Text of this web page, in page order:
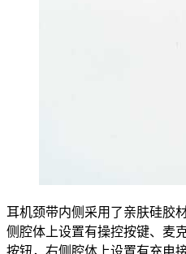
耳机颈带内侧采用了亲肤硅胶
侧腔体上设置有操控按键、麦